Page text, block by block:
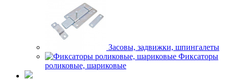
Засовы, задвижки, шпингалеты
Фиксаторы
роликовые, шариковые